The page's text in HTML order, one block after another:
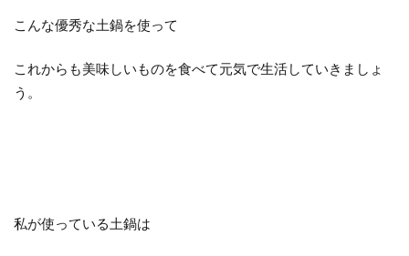
こんな優秀な土鍋を使って
これからも美味しいものを食べて元気で生活していきましょ
う。
私が使っている土鍋は